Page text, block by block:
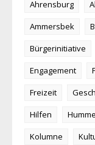
Ahrensburg
Ammersbek
Bürgerinitiative
Engagement
Freizeit
Hilfen
Kolumne